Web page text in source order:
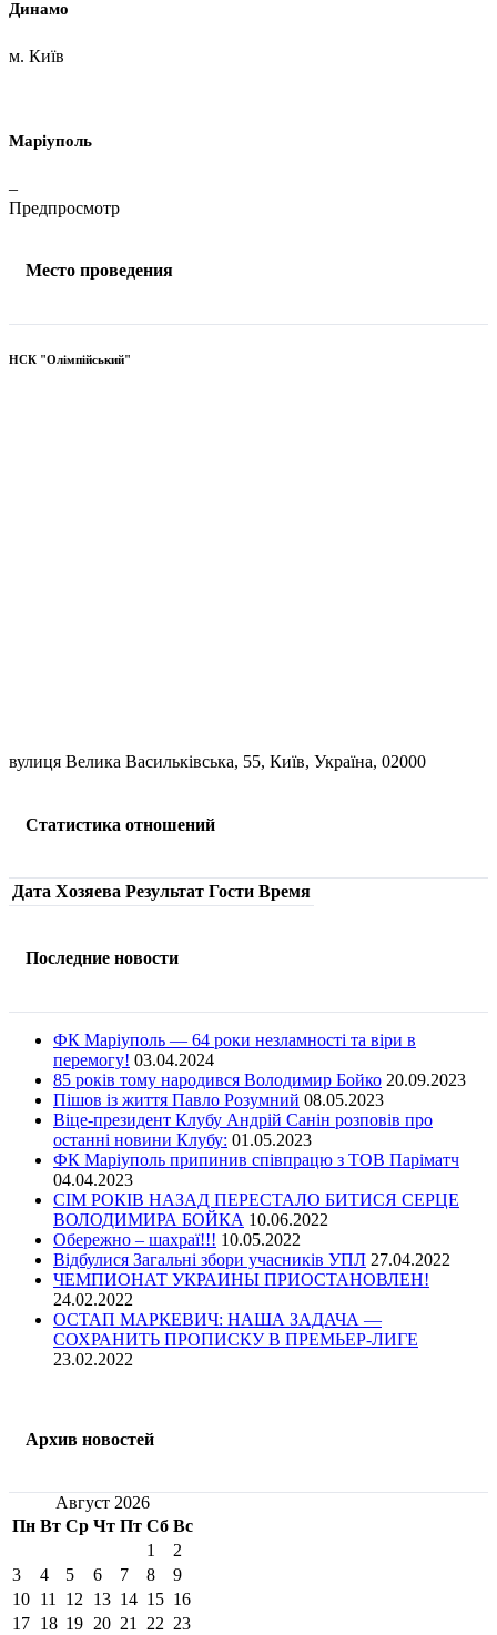
Динамо
м. Київ
Маріуполь
–
Предпросмотр
Место проведения
НСК "Олімпійський"
вулиця Велика Васильківська, 55, Київ, Україна, 02000
Статистика отношений
Дата Хозяева Результат Гости Время
Последние новости
ФК Маріуполь — 64 роки незламності та віри в
перемогу! 03.04.2024
85 років тому народився Володимир Бойко 20.09.2023
Пішов із життя Павло Розумний 08.05.2023
Віце-президент Клубу Андрій Санін розповів про
останні новини Клубу: 01.05.2023
ФК Маріуполь припинив співпрацю з ТОВ Паріматч
04.04.2023
СІМ РОКІВ НАЗАД ПЕРЕСТАЛО БИТИСЯ СЕРЦЕ
ВОЛОДИМИРА БОЙКА 10.06.2022
Обережно – шахраї!!! 10.05.2022
Відбулися Загальні збори учасників УПЛ 27.04.2022
ЧЕМПИОНАТ УКРАИНЫ ПРИОСТАНОВЛЕН!
24.02.2022
ОСТАП МАРКЕВИЧ: НАША ЗАДАЧА —
СОХРАНИТЬ ПРОПИСКУ В ПРЕМЬЕР-ЛИГЕ
23.02.2022
Архив новостей
Август 2026
Пн Вт Ср Чт Пт Сб Вс
1
2
3
4 5 6 7 8
9
10 11 12 13 14 15 16
17 18 19 20 21 22 23